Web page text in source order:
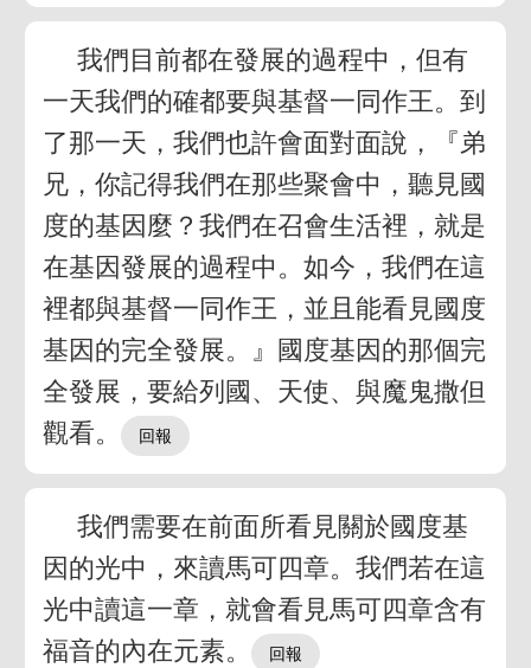
我們目前都在發展的過程中，但有
一天我們的確都要與基督一同作王。到
了那一天，我們也許會面對面說，『弟
兄，你記得我們在那些聚會中，聽見國
度的基因麼？我們在召會生活裡，就是
在基因發展的過程中。如今，我們在這
裡都與基督一同作王，並且能看見國度
基因的完全發展。』國度基因的那個完
全發展，要給列國、天使、與魔鬼撒但
觀看。
我們需要在前面所看見關於國度基
因的光中，來讀馬可四章。我們若在這
光中讀這一章，就會看見馬可四章含有
福音的內在元素。